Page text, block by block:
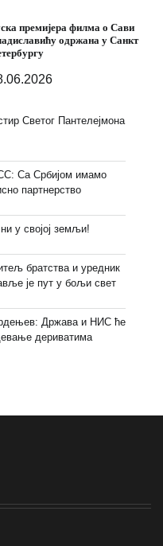
премијера филма о Сави
одржана у Санкт
Светог Пантелејмона
Са Србијом имамо
партнерство
у својој земљи!
братства и уредник
је пут у бољи свет
Држава и НИС ће
дериватима